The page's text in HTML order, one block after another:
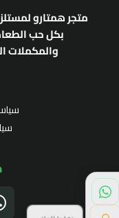
متجر همتارو
بكل حب
والمكملات